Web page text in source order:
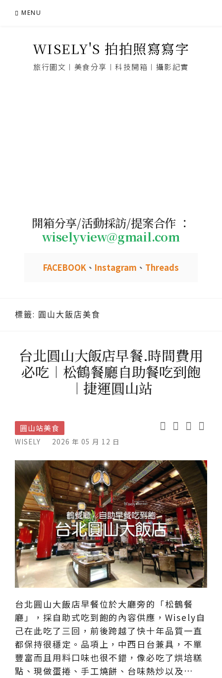
MENU
WISELY'S 拍拍照寫寫字
旅行圖文︱美食分享︱科技開箱︱攝影記實
開箱分享/活動採訪/提案合作 ：
wiselyview@gmail.com
FACEBOOK 、 Instagram 、 Threads
標籤: 圓山大飯店美食
台北圓山大飯店早餐.時間費用
必吃︱松鶴餐廳自助餐吃到飽
︱捷運圓山站
圓山站美食
WISELY 2026 年 05 月 12 日
台北圓山大飯店早餐位於大廳旁的「松鶴餐
廳」，採自助式吃到飽的內容供應，Wisely自
己在此吃了三回，前後跨越了快十年品質一直
都保持很穩定。品項上，中西日台兼具，不單
豐富而且用料口味也很不錯，像必吃了烘培糕
點、現做蛋捲、手工燒餅、台味熱炒以及…